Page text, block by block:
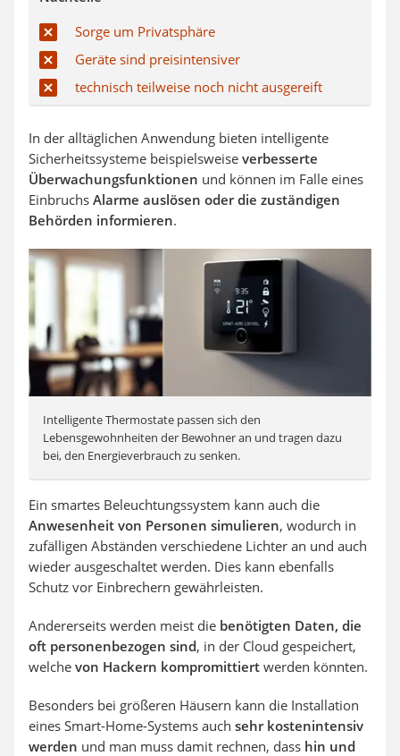
Sorge um Privatsphäre
Geräte sind preisintensiver
technisch teilweise noch nicht ausgereift
In der alltäglichen Anwendung bieten intelligente
Sicherheitssysteme beispielsweise verbesserte
Überwachungsfunktionen und können im Falle eines
Einbruchs Alarme auslösen oderdie zuständigen
Behörden informieren.
Intelligente Thermostate passen sich den
Lebensgewohnheiten der Bewohner an und tragen dazu
bei, den Energieverbrauch zu senken.
Ein smartes Beleuchtungssystem kann auch die
Anwesenheit von Personen simulieren, wodurch in
zufälligen Abständen verschiedene Lichter an und auch
wieder ausgeschaltet werden. Dies kann ebenfalls
Schutz vor Einbrechern gewährleisten.
Andererseits werden meist die benötigten Daten, die
oft personenbezogen sind, in der Cloud gespeichert,
welche von Hackern kompromittiert werden könnten.
Besonders bei größeren Häusern kann die Installation
eines Smart-Home-Systems auch sehr kostenintensiv
werden und man muss damit rechnen, dass hin und